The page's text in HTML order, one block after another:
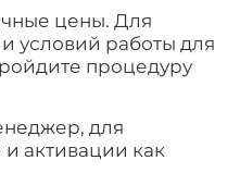
арт.DECOY-W17-1-0
Крючок Decoy KG
405₽
цены. Для
условий работы для
процедуру
для
активации как